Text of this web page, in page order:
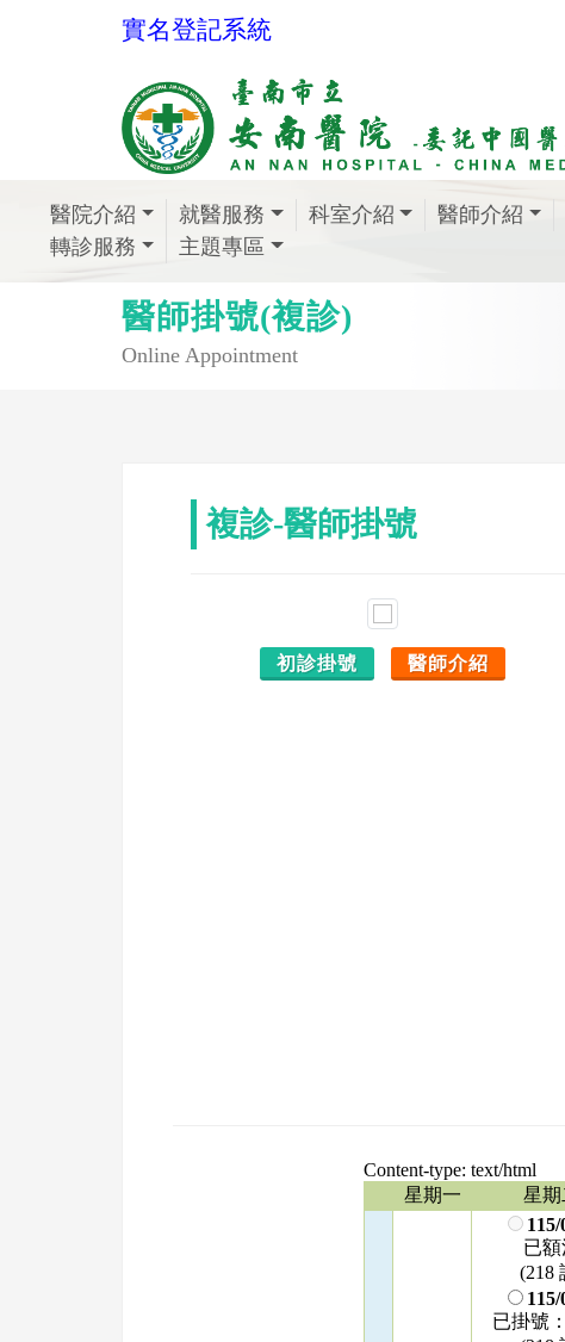
實名登記系統
醫院介紹 就醫服務 科室介紹 醫師介紹
轉診服務
主題專區
醫師掛號(複診)
Online Appointment
複診-醫師掛號
初診掛號 醫師介紹